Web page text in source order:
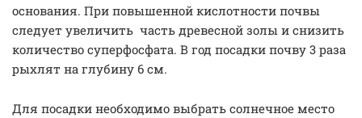
основания. При повышенной кислотности почвы
следует увеличить часть древесной золы и снизить
количество суперфосфата. В год посадки почву 3 раза
рыхлят на глубину 6 см.
Для посадки необходимо выбрать солнечное место